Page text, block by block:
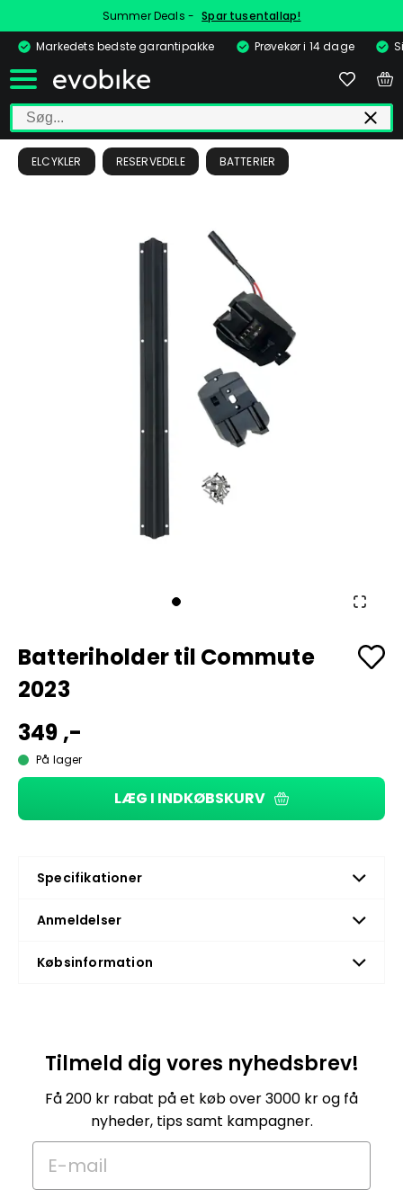
Summer Deals - Spar tusentallap!
Markedets bedste garantipakke
Prøvekør i 14 dage
ELCYKLER RESERVEDELE BATTERIER
Batteriholder til Commute
2023
349 ,-
På lager
LÆG I INDKØBSKURV
Specifikationer
Anmeldelser
Købsinformation
Tilmeld dig vores nyhedsbrev!
Få 200 kr rabat på et køb over 3000 kr og få
nyheder, tips samt kampagner.
E-mail